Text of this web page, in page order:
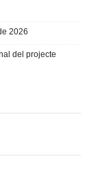
2026
del projecte